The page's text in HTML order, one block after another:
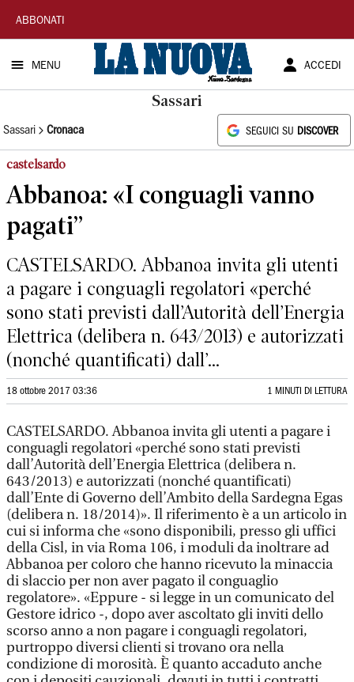
La
Nuova
Sardegna
ABBONATI
MENU ACCEDI
Sassari
Sassari Cronaca SEGUICI SU DISCOVER
castelsardo
Abbanoa: «I conguagli vanno
pagati”
CASTELSARDO. Abbanoa invita gli utenti
a pagare i conguagli regolatori «perché
sono stati previsti dall’Autorità dell’Energia
Elettrica (delibera n. 643/2013) e autorizzati
(nonché quantificati) dall’...
18 ottobre 2017 03:36 1 MINUTI DI LETTURA
CASTELSARDO. Abbanoa invita gli utenti a pagare i
conguagli regolatori «perché sono stati previsti
dall’Autorità dell’Energia Elettrica (delibera n.
643/2013) e autorizzati (nonché quantificati)
dall’Ente di Governo dell’Ambito della Sardegna Egas
(delibera n. 18/2014)». Il riferimento è a un articolo in
cui si informa che «sono disponibili, presso gli uffici
della Cisl, in via Roma 106, i moduli da inoltrare ad
Abbanoa per coloro che hanno ricevuto la minaccia
di slaccio per non aver pagato il conguaglio
regolatore». «Eppure - si legge in un comunicato del
Gestore idrico -, dopo aver ascoltato gli inviti dello
scorso anno a non pagare i conguagli regolatori,
purtroppo diversi clienti si trovano ora nella
condizione di morosità. È quanto accaduto anche